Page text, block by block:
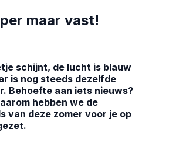
maar vast!
schijnt, de lucht is blauw
is nog steeds dezelfde
Behoefte aan iets nieuws?
hebben we de
van deze zomer voor je op